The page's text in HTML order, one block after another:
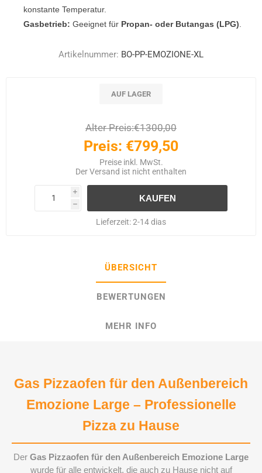
konstante Temperatur.
Gasbetrieb: Geeignet für Propan- oder Butangas (LPG)
Artikelnummer: BO-PP-EMOZIONE-XL
AUF LAGER
Alter Preis:€1300,00
Preis: €799,50
Preise inkl. MwSt.
DerVersand ist nicht enthalten
i
h
Lieferzeit:2-14 dias
ÜBERSICHT
BEWERTUNGEN
MEHR INFO
Gas Pizzaofen für den Außenbereich
Emozione Large – Professionelle
Pizza zu Hause
Der Gas Pizzaofen für den Außenbereich Emozione Large
wurde für alle entwickelt, die auch zu Hause nicht auf